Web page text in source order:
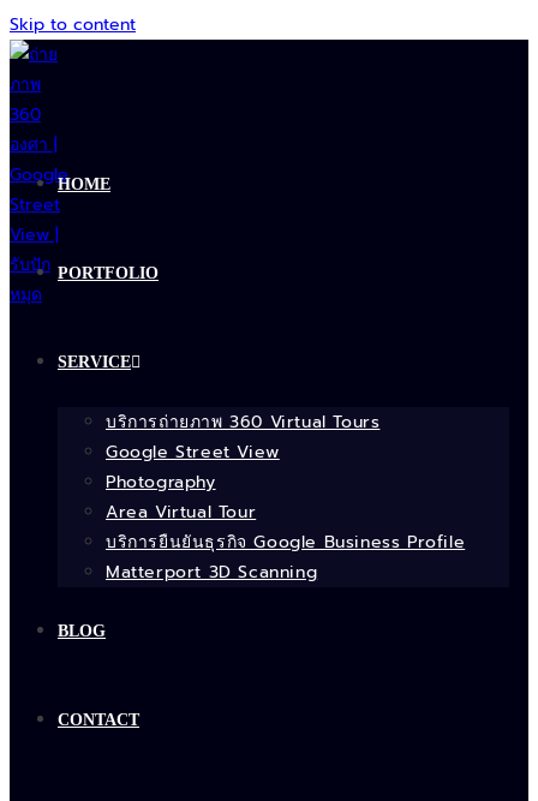
Skip to content
HOME
PORTFOLIO
SERVICE
บริการถ่ายภาพ 360 Virtual Tours
Google Street View
Photography
Area Virtual Tour
บริการยืนยันธุรกิจ Google Business Profile
Matterport 3D Scanning
BLOG
CONTACT